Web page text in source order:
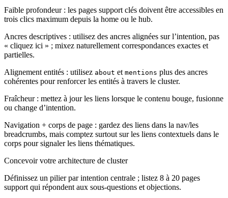
Faible profondeur : les pages support clés doivent être accessibles en
trois clics maximum depuis la home ou le hub.
Ancres descriptives : utilisez des ancres alignées sur l’intention, pas
« cliquez ici » ; mixez naturellement correspondances exactes et
partielles.
Alignement entités : utilisez about et mentions plus des ancres
cohérentes pour renforcer les entités à travers le cluster.
Fraîcheur : mettez à jour les liens lorsque le contenu bouge, fusionne
ou change d’intention.
Navigation + corps de page : gardez des liens dans la nav/les
breadcrumbs, mais comptez surtout sur les liens contextuels dans le
corps pour signaler les liens thématiques.
Concevoir votre architecture de cluster
Définissez un pilier par intention centrale ; listez 8 à 20 pages
support qui répondent aux sous-questions et objections.